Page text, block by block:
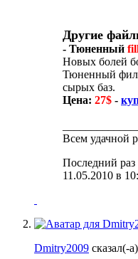
Другие
- Тюненный
Новых болей
Тюненный
сырых баз.
Цена: 27$ -
Всем удачной
Последний
11.05.2010 в
Dmitry2009 сказал(-